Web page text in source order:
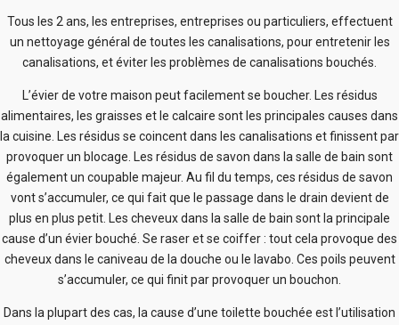
Tous les 2 ans, les entreprises, entreprises ou particuliers, effectuent
un nettoyage général de toutes les canalisations, pour entretenir les
canalisations, et éviter les problèmes de canalisations bouchés.
L’évier de votre maison peut facilement se boucher. Les résidus
alimentaires, les graisses et le calcaire sont les principales causes dans
la cuisine. Les résidus se coincent dans les canalisations et finissent par
provoquer un blocage. Les résidus de savon dans la salle de bain sont
également un coupable majeur. Au fil du temps, ces résidus de savon
vont s’accumuler, ce qui fait que le passage dans le drain devient de
plus en plus petit. Les cheveux dans la salle de bain sont la principale
cause d’un évier bouché. Se raser et se coiffer : tout cela provoque des
cheveux dans le caniveau de la douche ou le lavabo. Ces poils peuvent
s’accumuler, ce qui finit par provoquer un bouchon.
Dans la plupart des cas, la cause d’une toilette bouchée est l’utilisation